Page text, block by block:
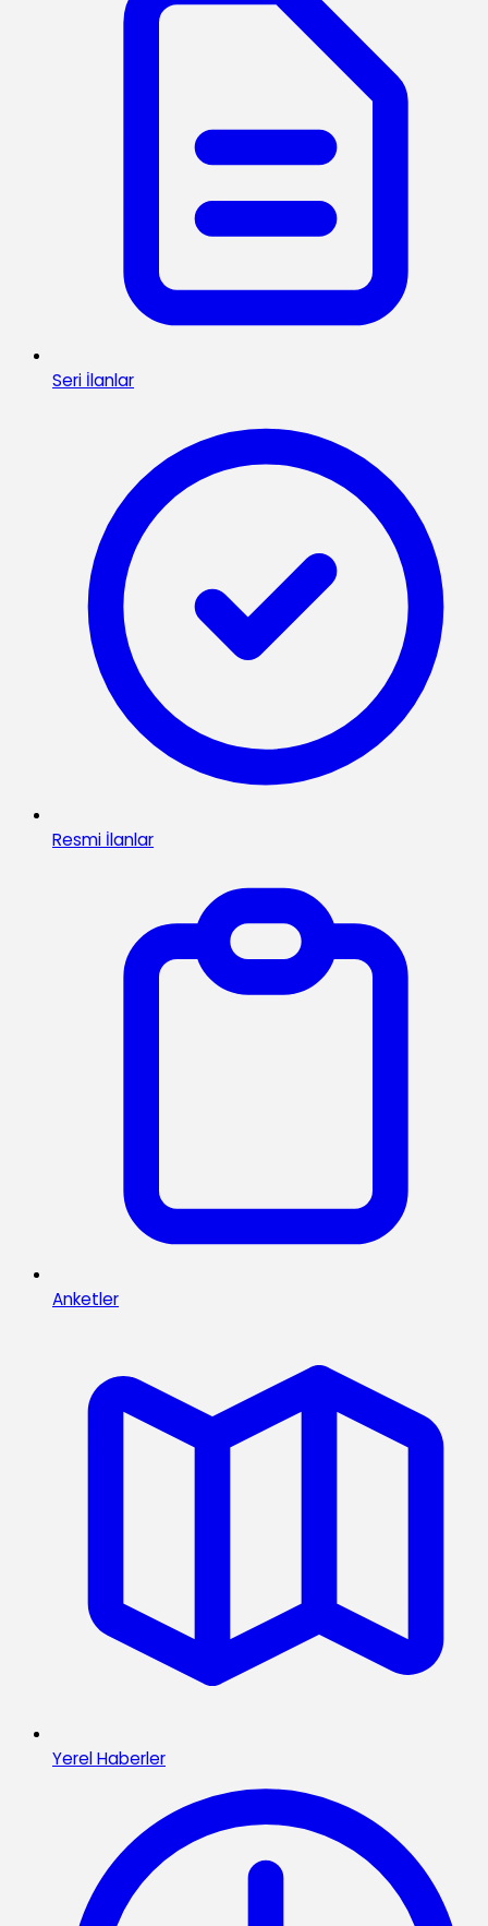
Seri İlanlar
Resmi İlanlar
Anketler
Yerel Haberler